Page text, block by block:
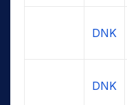
DNK
DNK